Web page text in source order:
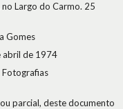
no Largo do Carmo. 25
Gomes
abril de 1974
Fotografias
parcial, deste documento